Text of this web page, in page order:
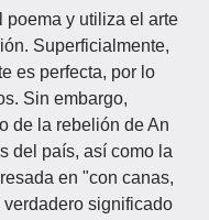
poema y utiliza el arte
Superficialmente,
es perfecta, por lo
Sin embargo,
de la rebelión de An
del país, así como la
en "con canas,
verdadero significado